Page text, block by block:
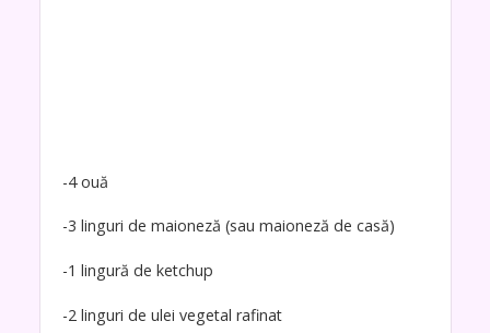
-4 ouă
-3 linguri de maioneză (sau maioneză de casă)
-1 lingură de ketchup
-2 linguri de ulei vegetal rafinat